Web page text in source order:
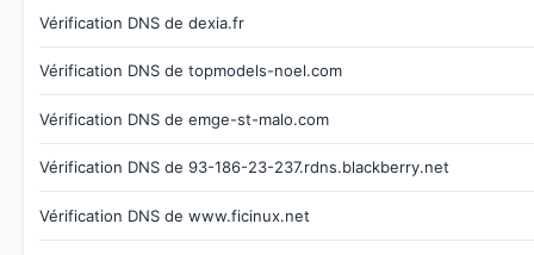
Vérification DNS de dexia.fr
Vérification DNS de topmodels-noel.com
Vérification DNS de emge-st-malo.com
Vérification DNS de 93-186-23-237.rdns.blackberry.net
Vérification DNS de www.ficinux.net